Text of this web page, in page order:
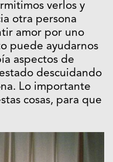
verlos y
otra persona
amor por uno
puede ayudarnos
aspectos de
descuidando
Lo importante
cosas, para que